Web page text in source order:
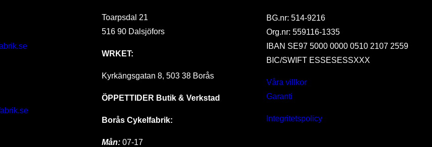
Toarpsdal 21
516 90 Dalsjöfors
WRKET:
Kyrkängsgatan 8, 503 38 Borås
ÖPPETTIDER Butik & Verkstad
Borås Cykelfabrik:
Mån: 07-17
BG.nr: 514-9216
Org.nr: 559116-1335
IBAN SE97 5000 0000 0510 2107 2559
BIC/SWIFT ESSESESSXXX
Våra villkor
Garanti
Integritetspolicy